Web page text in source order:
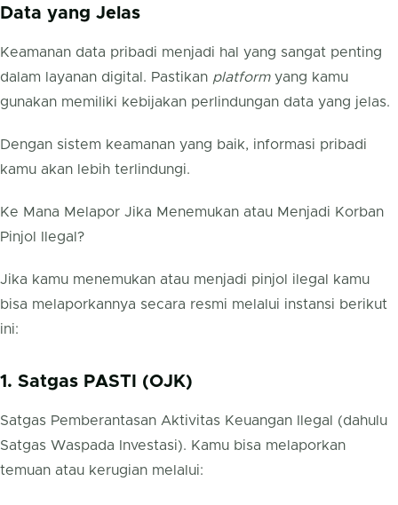
Data yang Jelas
Keamanan data pribadi menjadi hal yang sangat penting
dalam layanan digital. Pastikan platformyang kamu
gunakan memiliki kebijakan perlindungan data yang jelas.
Dengan sistem keamanan yang baik, informasi pribadi
kamu akan lebih terlindungi.
Ke Mana Melapor Jika Menemukan atau Menjadi Korban
Pinjol Ilegal?
Jika kamu menemukan atau menjadi pinjol ilegal kamu
bisa melaporkannya secara resmi melalui instansi berikut
ini:
1. Satgas PASTI (OJK)
Satgas Pemberantasan Aktivitas Keuangan Ilegal (dahulu
Satgas Waspada Investasi). Kamu bisa melaporkan
temuan atau kerugian melalui: